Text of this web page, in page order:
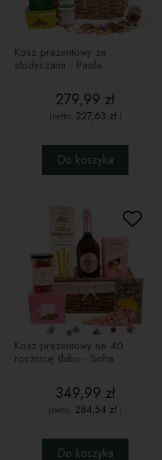
Kosz prezentowy ze
słodyczami - Paola
279,99 zł
(netto: 227,63 zł)
Do koszyka
Kosz prezentowy na 40
rocznicę ślubu - Sofia
349,99 zł
(netto: 284,54 zł )
Do koszyka